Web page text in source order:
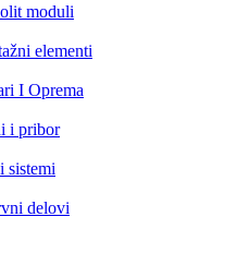
moduli
elementi
I Oprema
i pribor
sistemi
delovi